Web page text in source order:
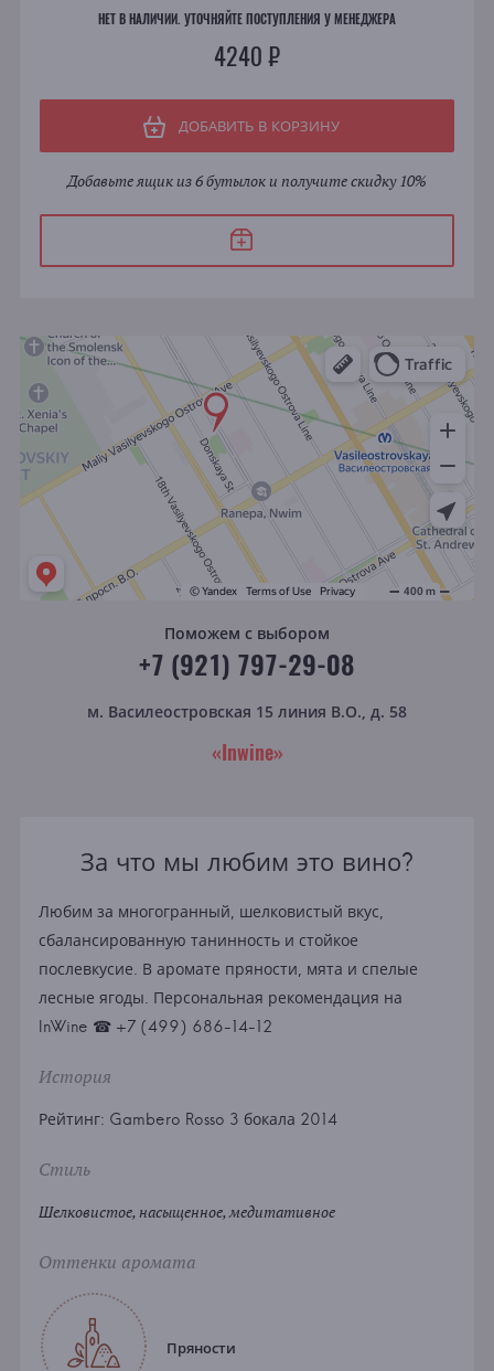
НЕТ В НАЛИЧИИ. УТОЧНЯЙТЕ ПОСТУПЛЕНИЯ У МЕНЕДЖЕРА
4240 ₽
ДОБАВИТЬ В КОРЗИНУ
Добавьте ящик из 6 бутылок и получите скидку 10%
Поможем с выбором
+7 (921) 797-29-08
м. Василеостровская 15 линия В.О., д. 58
«Inwine»
За что мы любим это вино?
Любим за многогранный, шелковистый вкус,
сбалансированную танинность и стойкое
послевкусие. В аромате пряности, мята и спелые
лесные ягоды. Персональная рекомендация на
InWine ☎ +7 (499) 686-14-12
История
Рейтинг: Gambero Rosso 3 бокала 2014
Стиль
Шелковистое, насыщенное, медитативное
Оттенки аромата
Пряности